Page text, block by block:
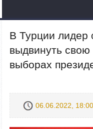
В Турции лидер
выдвинуть свою
выборах
06.06.2022, 18:00